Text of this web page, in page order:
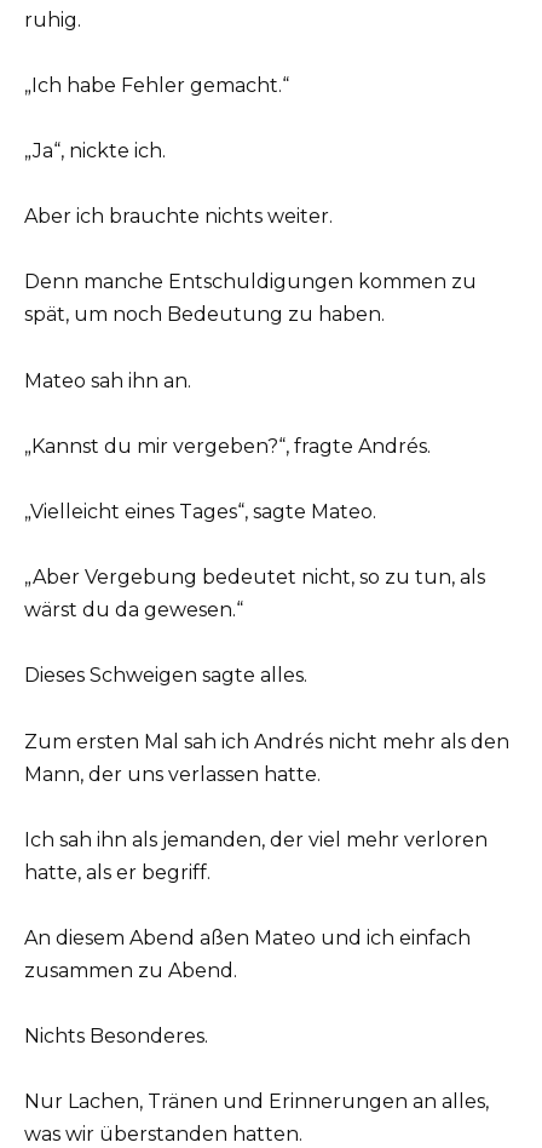
ruhig.
„Ich habe Fehler gemacht.“
„Ja“, nickte ich.
Aber ich brauchte nichts weiter.
Denn manche Entschuldigungen kommen zu
spät, um noch Bedeutung zu haben.
Mateo sah ihn an.
„Kannst du mir vergeben?“, fragte Andrés.
„Vielleicht eines Tages“, sagte Mateo.
„Aber Vergebung bedeutet nicht, so zu tun, als
wärst du da gewesen.“
Dieses Schweigen sagte alles.
Zum ersten Mal sah ich Andrés nicht mehr als den
Mann, der uns verlassen hatte.
Ich sah ihn als jemanden, der viel mehr verloren
hatte, als er begriff.
An diesem Abend aßen Mateo und ich einfach
zusammen zu Abend.
Nichts Besonderes.
Nur Lachen, Tränen und Erinnerungen an alles,
was wir überstanden hatten.